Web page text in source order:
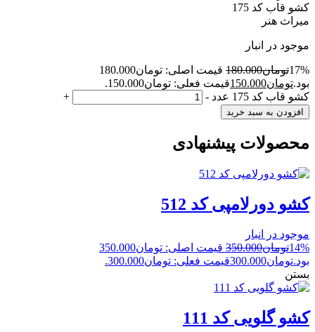
کشو قاب کد 175
میراث هنر
موجود در انبار
17%تومان180.000
قیمت اصلی: تومان180.000
بود.تومان150.000قیمت فعلی: تومان150.000.
کشو قاب کد 175 عدد
-
+
افزودن به سبد خرید
محصولات پیشنهادی
کشو دورلامپی کد 512
موجود در انبار
14%تومان350.000
قیمت اصلی: تومان350.000
بود.تومان300.000قیمت فعلی: تومان300.000.
بستن
کشو گلویی کد 111